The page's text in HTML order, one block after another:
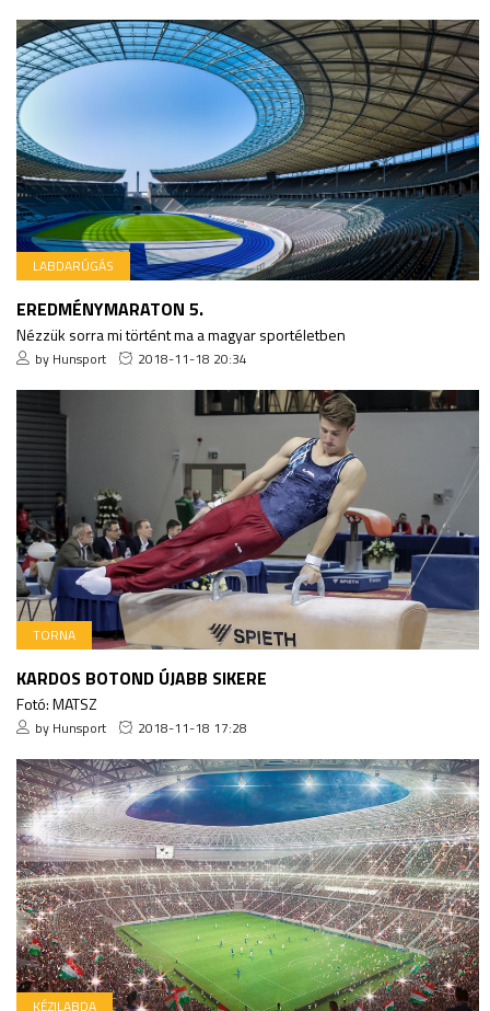
LABDARÚGÁS
EREDMÉNYMARATON 5.
Nézzük sorra mi történt ma a magyar sportéletben
by Hunsport 2018-11-18 20:34
TORNA
KARDOS BOTOND ÚJABB SIKERE
Fotó: MATSZ
by Hunsport 2018-11-18 17:28
KÉZILABDA